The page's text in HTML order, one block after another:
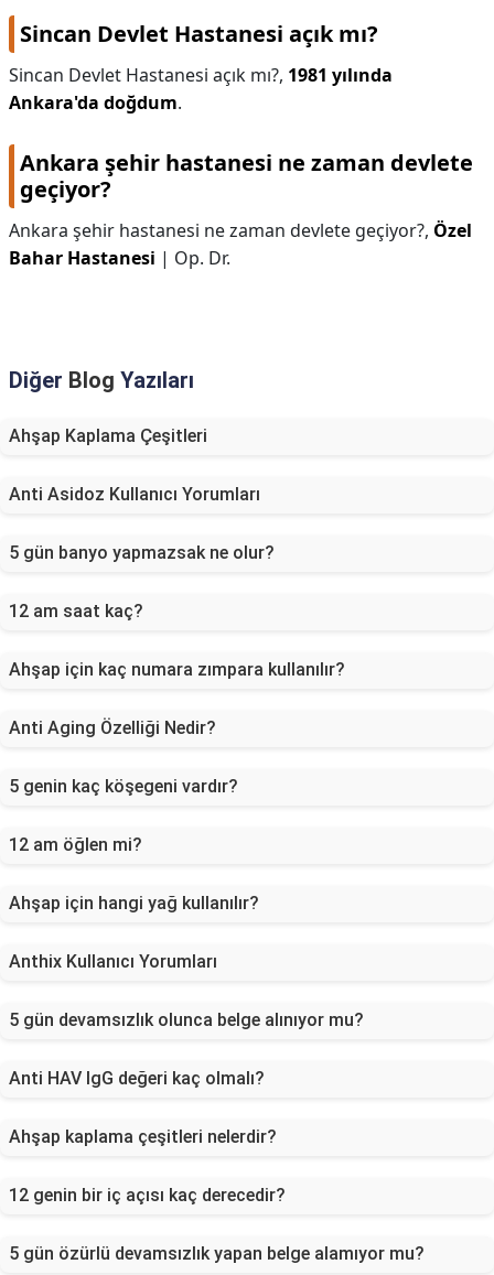
Sincan Devlet Hastanesi açık mı?
Sincan Devlet Hastanesi açık mı?, 1981 yılında
Ankara'da doğdum.
Ankara şehir hastanesi ne zaman devlete
geçiyor?
Ankara şehir hastanesi ne zaman devlete geçiyor?, Özel
Bahar Hastanesi | Op. Dr.
Diğer Blog Yazıları
Ahşap Kaplama Çeşitleri
Anti Asidoz Kullanıcı Yorumları
5 gün banyo yapmazsak ne olur?
12 am saat kaç?
Ahşap için kaç numara zımpara kullanılır?
Anti Aging Özelliği Nedir?
5 genin kaç köşegeni vardır?
12 am öğlen mi?
Ahşap için hangi yağ kullanılır?
Anthix Kullanıcı Yorumları
5 gün devamsızlık olunca belge alınıyor mu?
Anti HAV IgG değeri kaç olmalı?
Ahşap kaplama çeşitleri nelerdir?
12 genin bir iç açısı kaç derecedir?
5 gün özürlü devamsızlık yapan belge alamıyor mu?